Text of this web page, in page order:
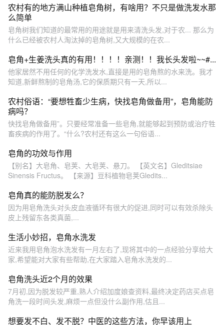
农村有的地方满山种植皂角树，有啥用？不只是做洗发水那
么简单
皂角树我们知道的最常用的用途就是用来清洗头发,对于农... 那么为
什么已经被农村人淘汰掉的皂角树,又大规模的在农...
皂角+生姜洗头真的有用！！！！亲测！！我长头发啦~~#...
他家居然不用任何的化学洗发水,直接是用的皂角熬的水来洗。我才
知道,新鲜熬制的皂角汤,它的保质期只有一天,所以...
农村俗语：“要想牲畜少生病，快找皂角做备用”，皂角能防
病吗？
快找皂角做备用”。只要经常准备一些皂角,就能够起到预防或治疗牲
畜疾病的作用了。“什么?农村还有这么一句俗语...
皂角的功效与作用
【别名】大皂角、皂荚、大皂荚、悬刀。 【英文名】Gleditsiae
Sinensis Fructus。 【来源】豆科植物皂荚Gledits...
皂角真的能防脱发么？
因为‬用‬‬皂角洗头对头皮血液循环有很大的促进,同时‬可以‬有效‬杀‬除‬头
皮上‬残留‬东‬各类‬真菌‬,...
生活小妙招，皂角水洗发
近来我用皂角泡水洗发有一月左右了,现将其中的一点经验分享给大
家,希望能对大家有些帮助,在大家踏入皂角水洗发的...
皂角洗头近2个月的效果
7月初,因为脱发较严重,熟人介绍加度娘查资料,最终决定药店买点皂
角洗一段时间头发,麻烦一点但没什么副作用,估且...
想要发不白、发不脱？中医的这些方法，你早该用上